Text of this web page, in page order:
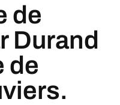
de
Durand
de